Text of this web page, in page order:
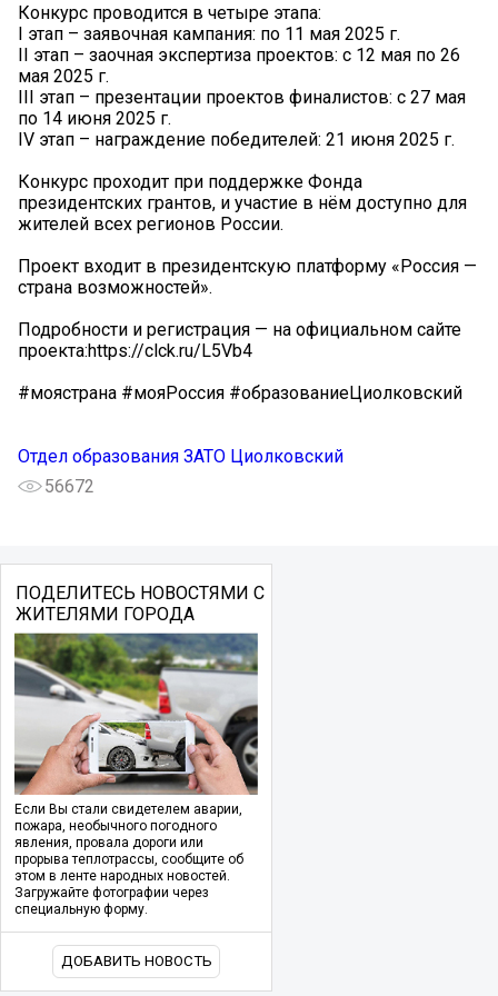
Конкурс проводится в четыре этапа:
I этап – заявочная кампания: по 11 мая 2025 г.
II этап – заочная экспертиза проектов: с 12 мая по 26
мая 2025 г.
III этап – презентации проектов финалистов: с 27 мая
по 14 июня 2025 г.
IV этап – награждение победителей: 21 июня 2025 г.
Конкурс проходит при поддержке Фонда
президентских грантов, и участие в нём доступно для
жителей всех регионов России.
Проект входит в президентскую платформу «Россия —
страна возможностей».
Подробности и регистрация — на официальном сайте
проекта:https://clck.ru/L5Vb4
#моястрана #мояРоссия #образованиеЦиолковский
Отдел образования ЗАТО Циолковский
56672
ПОДЕЛИТЕСЬ НОВОСТЯМИ С
ЖИТЕЛЯМИ ГОРОДА
Если Вы стали свидетелем аварии,
пожара, необычного погодного
явления, провала дороги или
прорыва теплотрассы, сообщите об
этом в ленте народных новостей.
Загружайте фотографии через
специальную форму.
ДОБАВИТЬ НОВОСТЬ